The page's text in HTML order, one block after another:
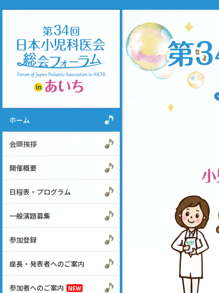
ホーム
会頭挨拶
開催概要
日程表・プログラム
一般演題募集
参加登録
座長・発表者へのご案内
参加者へのご案内